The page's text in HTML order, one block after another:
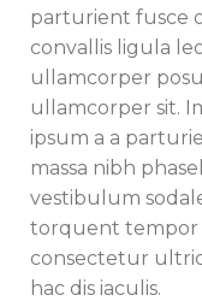
parturient fusce
convallis ligula
ullamcorper
ullamcorper sit.
ipsum a a
massa nibh
vestibulum
torquent tempor
consectetur
hac dis iaculis.